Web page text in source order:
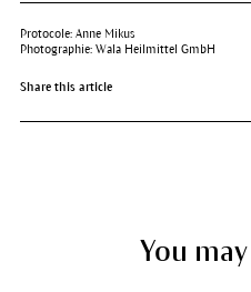
Protocole: Anne Mikus
Photographie: Wala Heilmittel GmbH
Share this article
You